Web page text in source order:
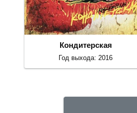
Кондитерская
Год выхода: 2016